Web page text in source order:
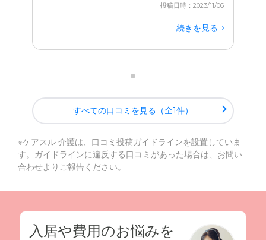
投稿日時：2023/11/06
続きを見る
すべての口コミを見る（全1件）
※ケアスル 介護は、 口コミ投稿ガイドラインを設置していま
す。ガイドラインに違反する口コミがあった場合は、お問い
合わせよりご報告ください。
入居や費用のお悩みを